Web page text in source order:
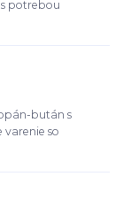
potrebou
bután s
so